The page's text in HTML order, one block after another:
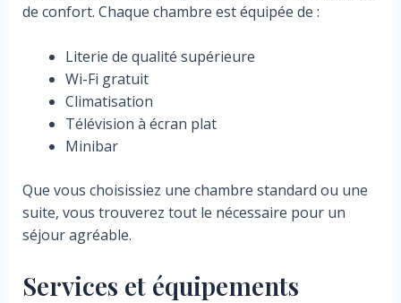
de confort. Chaque chambre est équipée de :
Literie de qualité supérieure
Wi-Fi gratuit
Climatisation
Télévision à écran plat
Minibar
Que vous choisissiez une chambre standard ou une
suite, vous trouverez tout le nécessaire pour un
séjour agréable.
Services et équipements